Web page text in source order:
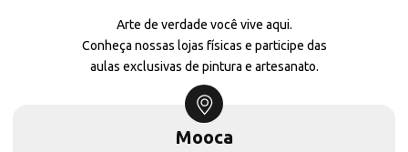
Arte de verdade você vive aqui.
Conheça nossas lojas físicas e participe das
aulas exclusivas de pintura e artesanato.
Mooca